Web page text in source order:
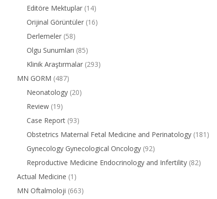
Editöre Mektuplar (14)
Orijinal Görüntüler (16)
Derlemeler (58)
Olgu Sunumları (85)
Klinik Araştırmalar (293)
MN GORM (487)
Neonatology (20)
Review (19)
Case Report (93)
Obstetrics Maternal Fetal Medicine and Perinatology (181)
Gynecology Gynecological Oncology (92)
Reproductive Medicine Endocrinology and Infertility (82)
Actual Medicine (1)
MN Oftalmoloji (663)